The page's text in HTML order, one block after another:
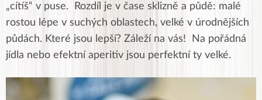
„cítíš“ v puse. Rozdíl je v čase sklizně a půdě: malé
rostou lépe v suchých oblastech, velké v úrodnějších
půdách. Které jsou lepší? Záleží na vás! Na pořádná
jídla nebo efektní aperitiv jsou perfektní ty velké.